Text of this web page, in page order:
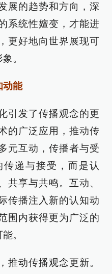
展的趋势和方向，深
系统性嬗变，才能进
更好地向世界展现可
。
动能
引发了传播观念的更
的广泛应用，推动传
元互动，传播者与受
递与接受，而是认
共享与共鸣。互动、
传播注入新的认知动
围内获得更为广泛的
。
推动传播观念更新。